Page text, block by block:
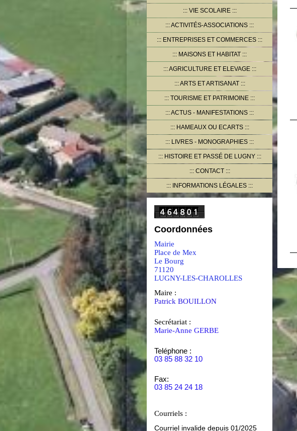
VIE SCOLAIRE
ACTIVITÉS-ASSOCIATIONS
ENTREPRISES ET COMMERCES
MAISONS ET HABITAT
AGRICULTURE ET ELEVAGE
ARTS ET ARTISANAT
TOURISME ET PATRIMOINE
ACTUS - MANIFESTATIONS
HAMEAUX OU ECARTS
LIVRES - MONOGRAPHIES
HISTOIRE ET PASSÉ DE LUGNY
CONTACT
INFORMATIONS LÉGALES
Coordonnées
Mairie
Place de Mex
Le Bourg
71120
LUGNY-LES-CHAROLLES
Maire :
Patrick BOUILLON
Secrétariat :
Marie-Anne GERBE
Teléphone :
03 85 88 32 10
Fax:
03 85 24 24 18
Courriels :
Courriel invalide depuis 01/2025